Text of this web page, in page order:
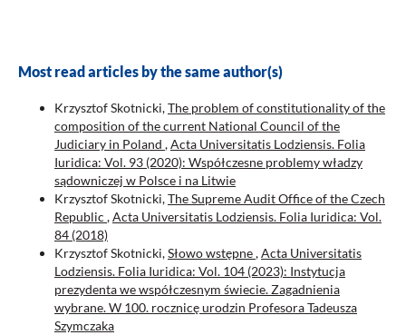
Most read articles by the same author(s)
Krzysztof Skotnicki,The problem of constitutionality of the
composition of the current National Council of the
Judiciary in Poland ,Acta Universitatis Lodziensis. Folia
Iuridica: Vol. 93 (2020): Współczesne problemy władzy
sądowniczej w Polsce i na Litwie
Krzysztof Skotnicki,The Supreme Audit Office of the Czech
Republic ,Acta Universitatis Lodziensis. Folia Iuridica: Vol.
84 (2018)
Krzysztof Skotnicki,Słowo wstępne,Acta Universitatis
Lodziensis. Folia Iuridica: Vol. 104 (2023): Instytucja
prezydenta we współczesnym świecie. Zagadnienia
wybrane. W 100. rocznicę urodzin Profesora Tadeusza
Szymczaka